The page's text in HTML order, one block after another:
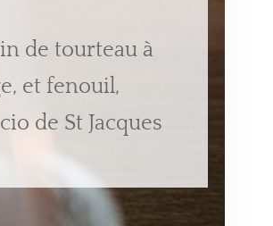
de tourteau à
et fenouil,
de St Jacques